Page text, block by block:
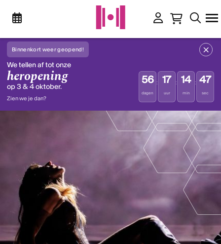
Binnenkort weer geopend!
We tellen af tot onze
heropening
op 3 & 4 oktober.
Zien we je dan?
56
dagen
: 17
uur
: 14
min
: 47
sec